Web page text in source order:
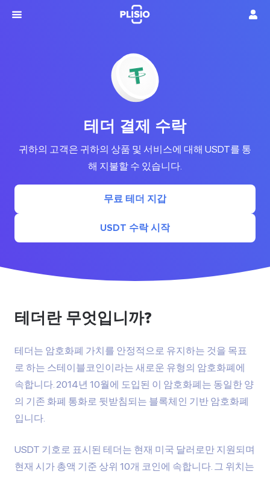
테더 결제 수락
귀하의 고객은 귀하의 상품 및 서비스에 대해 USDT를 통
해 지불할 수 있습니다.
무료 테더 지갑
USDT 수락 시작
테더란 무엇입니까?
테더는 암호화폐 가치를 안정적으로 유지하는 것을 목표
로 하는 스테이블코인이라는 새로운 유형의 암호화폐에
속합니다. 2014년 10월에 도입된 이 암호화폐는 동일한 양
의 기존 화폐 통화로 뒷받침되는 블록체인 기반 암호화폐
입니다.
USDT 기호로 표시된 테더는 현재 미국 달러로만 지원되며
현재 시가 총액 기준 상위 10개 코인에 속합니다. 그 위치는